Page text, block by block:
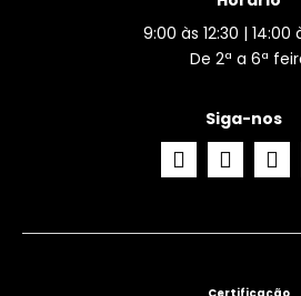
9:00 às 12:30 | 14:00
De 2ª a 6ª
Siga-nos
Certificação